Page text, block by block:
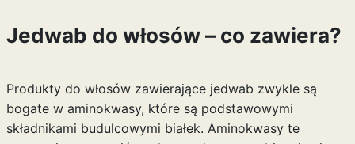
Jedwab do włosów – co zawiera?
Produkty do włosów zawierające jedwab zwykle są
bogate w aminokwasy, które są podstawowymi
składnikami budulcowymi białek. Aminokwasy te